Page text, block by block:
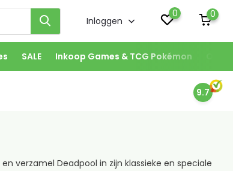
Inloggen
0 0
SALE Inkoop Games & TCG Pokémon
9.7
verzamel Deadpool in zijn klassieke en speciale